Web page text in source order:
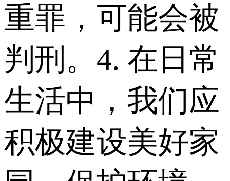
重罪，可能会被
判刑。 4. 在日常
生活中，我们应
积极建设美好家